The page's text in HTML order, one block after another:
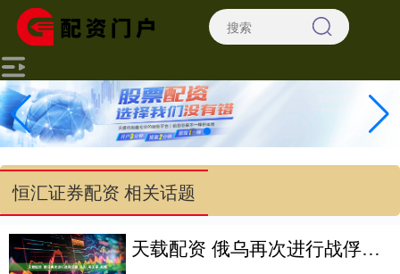
恒汇证券配资 相关话题
天载配资 俄乌再次进行战俘交换_乌方_毛天宇_新闻